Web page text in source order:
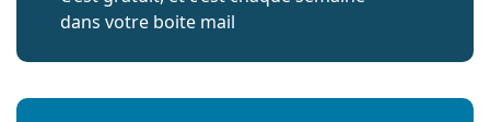
dans votre boite mail